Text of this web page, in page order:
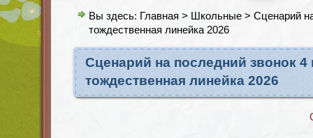
Вы здесь: Главная > Школьные > Сценарий
тождественная линейка 2026
Сценарий на последний звонок 4
тождественная линейка 2026